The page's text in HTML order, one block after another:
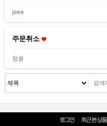
jeee
주문취소
정윤
로그인 최근 본 상품